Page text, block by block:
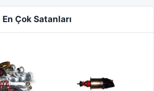
Çok Satanları